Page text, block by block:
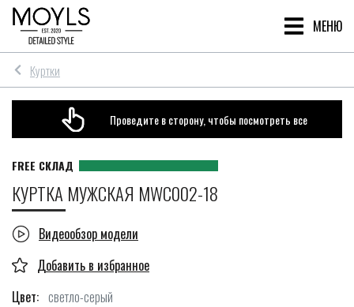
МЕНЮ
Куртки
Проведите в сторону, чтобы посмотреть все
КУРТКА МУЖСКАЯ MWC002-18
Видеообзор модели
Цвет: светло-серый